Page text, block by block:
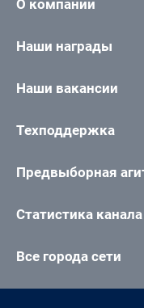
О компании
Наши награды
Наши вакансии
Техподдержка
Предвыборная
Статистика
Все города сети